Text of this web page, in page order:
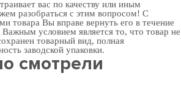
вас по качеству или иным
разобраться с этим вопросом! С
товара Вы вправе вернуть его в течение
условием является то, что товар не
товарный вид, полная
заводской упаковки.
смотрели